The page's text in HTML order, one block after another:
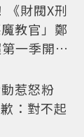
《財閥X刑
教官」鄭
一季開紅
惹怒粉
：對不起